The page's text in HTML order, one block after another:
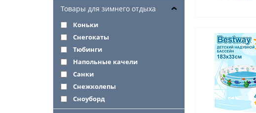
Товары для зимнего отдыха
Коньки
Снегокаты
Тюбинги
Напольные качели
Санки
Снежколепы
Сноуборд